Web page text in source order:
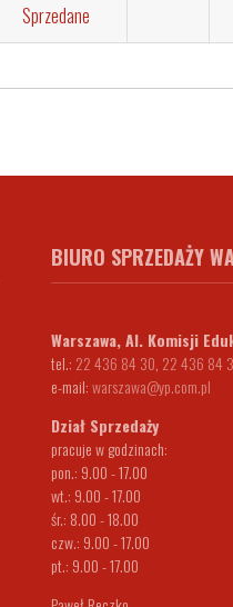
Sprzedane
BIURO SPRZEDAŻY
Warszawa, Al. Komisji
tel.: 22 436 84 30 22 436 84
e-mail:warszawa@yp.com.pl
Dział Sprzedaży
pracuje w godzinach:
pon.: 9.00 - 17.00
wt.: 9.00 - 17.00
śr.: 8.00 - 18.00
czw.: 9.00 - 17.00
pt.: 9.00 - 17.00